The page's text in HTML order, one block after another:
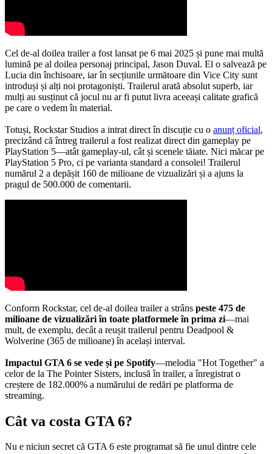
Cel de-al doilea trailer a fost lansat pe 6 mai 2025 și pune mai multă
lumină pe al doilea personaj principal, Jason Duval. El o salvează pe
Lucia din închisoare, iar în secțiunile următoare din Vice City sunt
introduși și alți noi protagoniști. Trailerul arată absolut superb, iar
mulți au susținut că jocul nu ar fi putut livra aceeași calitate grafică
pe care o vedem în material.
Totuși, Rockstar Studios a intrat direct în discuție cu o anunț oficial,
precizând că întreg trailerul a fost realizat direct din gameplay pe
PlayStation 5—atât gameplay-ul, cât și scenele tăiate. Nici măcar pe
PlayStation 5 Pro, ci pe varianta standard a consolei! Trailerul
numărul 2 a depășit 160 de milioane de vizualizări și a ajuns la
pragul de 500.000 de comentarii.
Conform Rockstar, cel de-al doilea trailer a strâns peste 475 de
milioane de vizualizări în toate platformele în prima zi—mai
mult, de exemplu, decât a reușit trailerul pentru Deadpool &
Wolverine (365 de milioane) în același interval.
Impactul GTA 6 se vede și pe Spotify—melodia "Hot Together" a
celor de la The Pointer Sisters, inclusă în trailer, a înregistrat o
creștere de 182.000% a numărului de redări pe platforma de
streaming.
Cât va costa GTA 6?
Nu e niciun secret că GTA 6 este programat să fie unul dintre cele